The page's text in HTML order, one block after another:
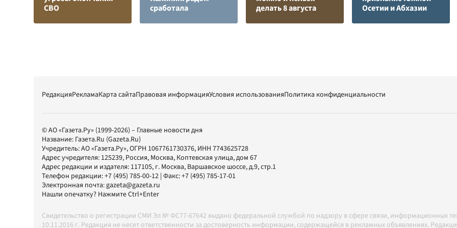
СВО
сработала
делать 8 августа
Осетии и Абхазии
РедакцияРекламаКарта сайтаПравовая информацияУсловия использованияПолитика конфиденциальности
© АО «Газета.Ру» (1999-2026) – Главные новости дня
Название: Газета.Ru (Gazeta.Ru)
Учредитель:АО «Газета.Ру», ОГРН 1067761730376, ИНН 7743625728
Адрес учредителя: 125239, Россия, Москва, Коптевская улица, дом 67
Адрес редакции и издателя: 117105, г. Москва, Варшавское шоссе, д.9, стр.1
Телефон редакции:+7 (495) 785-00-12 | Факс:+7 (495) 785-17-01
Электронная почта:gazeta@gazeta.ru
Нашли опечатку? Нажмите Ctrl+Enter
Свидетельство о регистрации СМИ Эл № ФС77-67642 выдано федеральной службой по надзору в сфере связи, информационных
10.11.2016 г. Редакция не несет ответственности за достоверность информации, содержащейся в рекламных объявлениях.